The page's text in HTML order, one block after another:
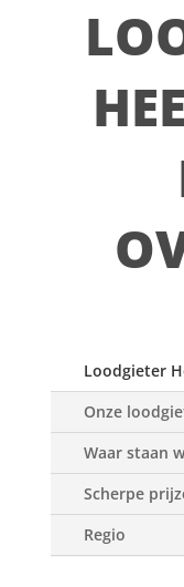
Loodgieter
Onze
Waar staan
Scherpe
Regio